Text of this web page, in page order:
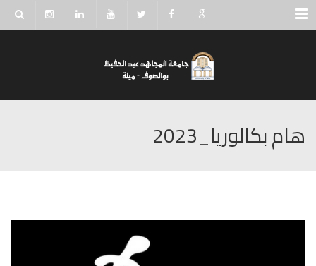
Menu
هام بكالوريا_2023